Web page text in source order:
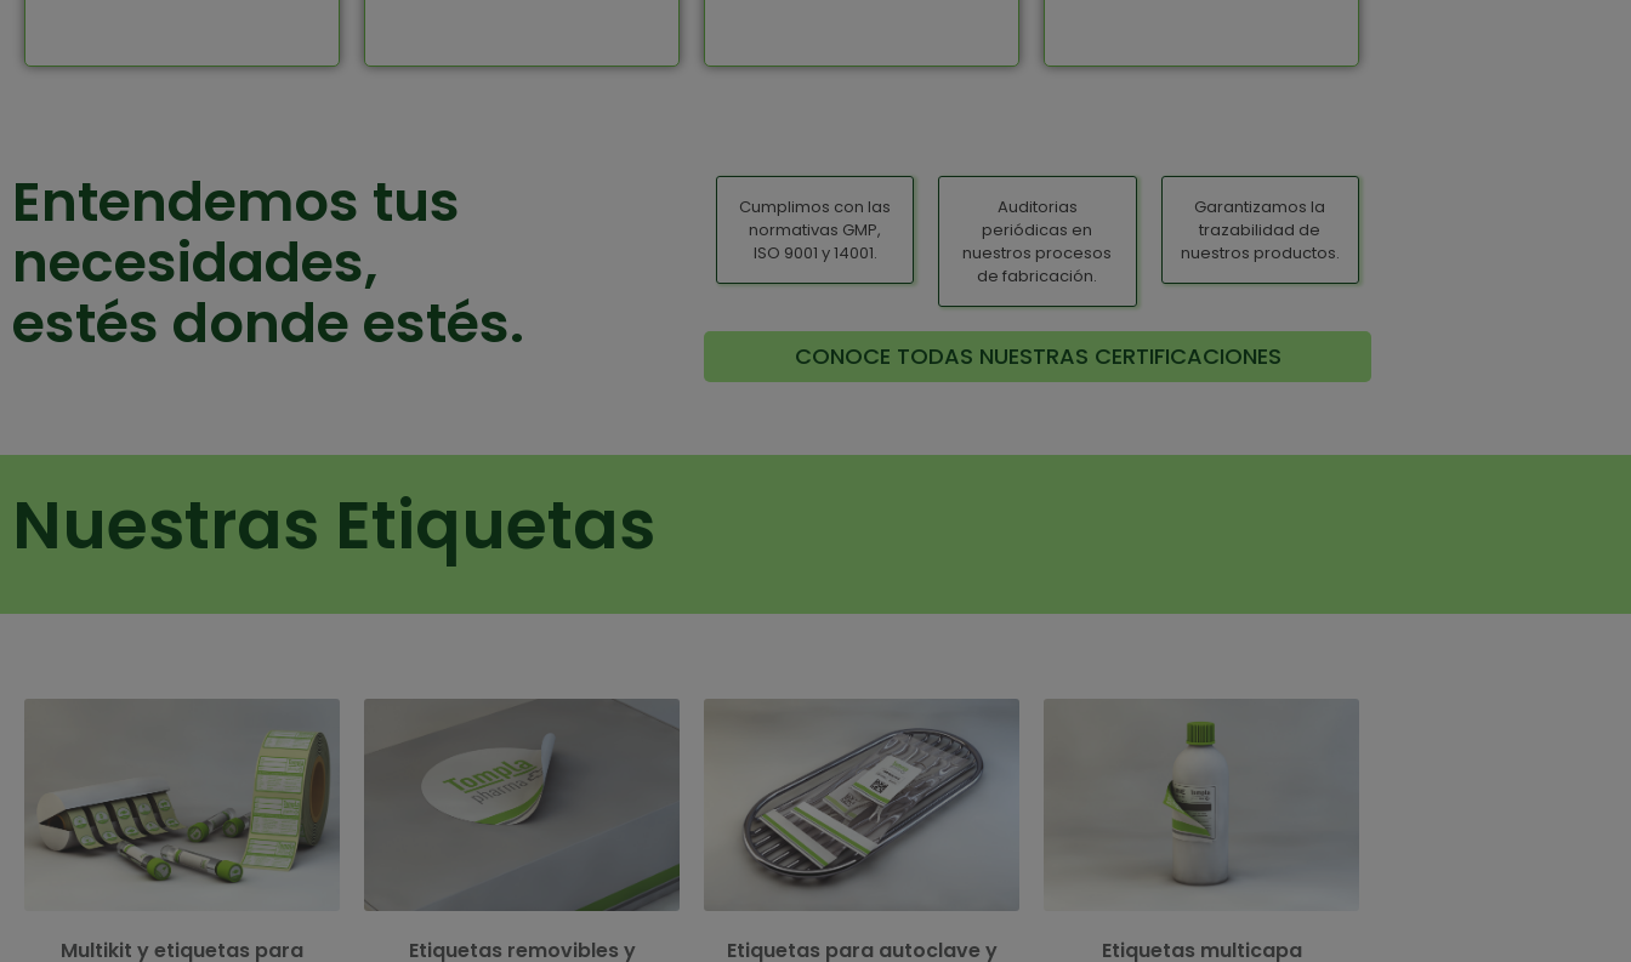
Entendemos tus
necesidades,
estés donde estés.
Cumplimos con las
normativas GMP,
ISO 9001 y 14001.
Auditorias
periódicas en
nuestros procesos
de fabricación.
Garantizamos la
trazabilidad de
nuestros productos.
CONOCE TODAS NUESTRAS CERTIFICACIONES
Nuestras Etiquetas
Conjuntos de etiquetas para identificar
diferentes productos para un uso concreto
o combinado.
Multikit y etiquetas para
Etiquetas fabricadas con un adhesivo
especial que se retira facilmente sin dañar
el packaging, sin dañar el estado de la
Etiquetas removibles y
Los instrumentos quirúrgicos están
etiquetados individualmente para su
identificación y trazabilidad.
Etiquetas para autoclave y
Etiqueta desplegable con posibilidad de
impresión en las cinco caras, dando
soluciones a extensos prospectos e
indicaciones técnicas en el tamaño de
una etiqueta convencional.
Etiquetas multicapa